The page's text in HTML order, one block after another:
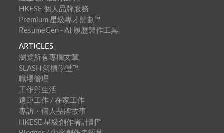
HKESE 個人品牌服務
Premium 星級專才計劃™
ResumeGen - AI 履歷製作工具
ARTICLES
瀏覽所有專欄文章
SLASH 斜槓學堂™
職場管理
工作與生活
遠距工作 / 在家工作
專訪・個人品牌故事
HKESE 星級創作者計劃™